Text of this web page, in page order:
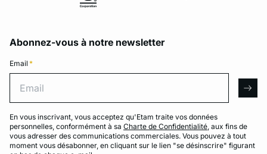
Abonnez-vous à notre newsletter
Email *
En vous inscrivant, vous acceptez qu'Etam traite vos données
personnelles, conformément à sa Charte de Confidentialité, aux fins de
vous adresser des communications commerciales. Vous pouvez à tout
moment vous désabonner, en cliquant sur le lien "se désinscrire" figurant